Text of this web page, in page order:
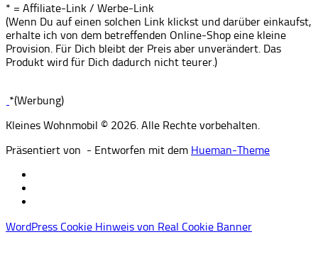
* = Affiliate-Link / Werbe-Link
(Wenn Du auf einen solchen Link klickst und darüber einkaufst,
erhalte ich von dem betreffenden Online-Shop eine kleine
Provision. Für Dich bleibt der Preis aber unverändert. Das
Produkt wird für Dich dadurch nicht teurer.)
*(Werbung)
Kleines Wohnmobil © 2026. Alle Rechte vorbehalten.
Präsentiert von - Entworfen mit dem Hueman-Theme
WordPress Cookie Hinweis von Real Cookie Banner